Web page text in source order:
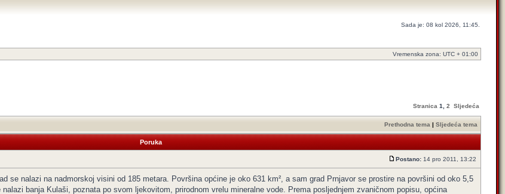
Sada je: 08 kol 2026, 11:45.
Vremenska zona: UTC + 01:00
Stranica 1 2 Sljedeća
Prethodna tema | Sljedeća tema
Poruka
Postano: 14 pro 2011, 13:22
se nalazi na nadmorskoj visini od 185 metara. Površina općine je oko 631 km², a sam grad Prnjavor se prostire na površini od oko 5,5
banja Kulaši, poznata po svom ljekovitom, prirodnom vrelu mineralne vode. Prema posljednjem zvaničnom popisu, općina